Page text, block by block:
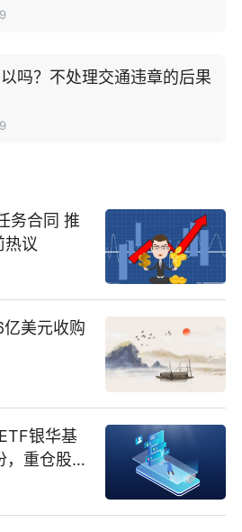
吗？不处理交通违章的后果
务合同 推
热议
美元收购
银华基
重仓股新
精密